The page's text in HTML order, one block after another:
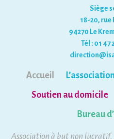
Siège
18-20, rue
94270 Le
Tél : 01 47
Accueil L’association
Soutien au domicile
Bureau
Association à but non lucratif,